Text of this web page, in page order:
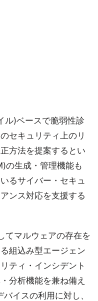
ル)ベースで脆弱性診
セキュリティ上のリ
方法を提案するとい
の生成・管理機能も
るサイバー・セキュ
ンス対応を支援する
てマルウェアの存在を
組込み型エージェン
ティ・インシデント
分析機能を兼ね備え
イスの利用に対し、